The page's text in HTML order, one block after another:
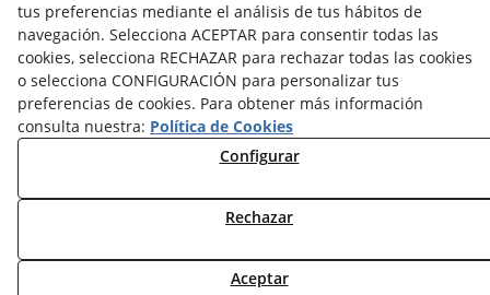
© 08/2026 FUNDACIÓ PRIVADA ENGRUNES - Todos los
derechos reservados.
tus preferencias mediante el análisis de tus hábitos de
navegación. Selecciona ACEPTAR para consentir todas las
cookies, selecciona RECHAZAR para rechazar todas las cookies
o selecciona CONFIGURACIÓN para personalizar tus
preferencias de cookies. Para obtener más información
consulta nuestra: Política de Cookies
Configurar
Rechazar
Aceptar